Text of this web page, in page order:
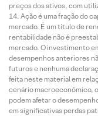
preços dos ativos, com
Ação é uma fração do
mercado. É um título de
rentabilidade não é
mercado. O investimento
desempenhos anteriores
futuros e nenhuma
feita neste material em
cenário macroeconômico,
podem afetar o
em significativas perdas